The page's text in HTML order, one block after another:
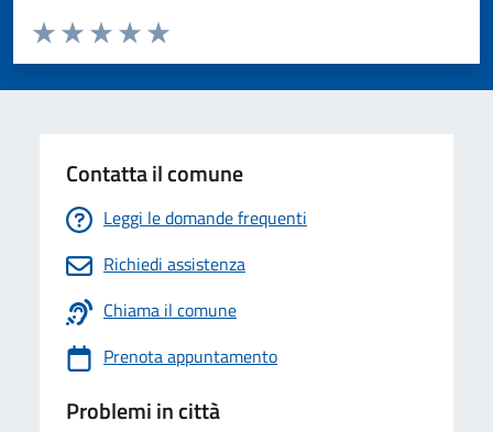
Valuta da 1 a 5 stelle la pagina
Valuta 5 stelle su 5
Valuta 4 stelle su 5
Valuta 3 stelle su 5
Valuta 2 stelle su 5
Valuta 1 stelle su 5
Contatta il comune
Leggi le domande frequenti
Richiedi assistenza
Chiama il comune
Prenota appuntamento
Problemi in città